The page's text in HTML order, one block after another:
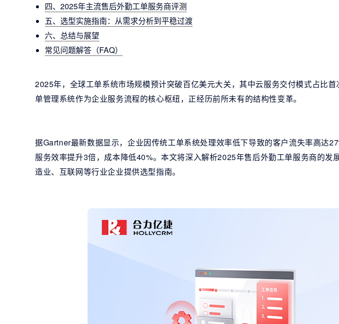
四、2025年主流售后外勤工单服务商评测
五、选型实施指南：从需求分析到平稳过渡
六、总结与展望
常见问题解答（FAQ）
2025年，全球工单系统市场规模预计突破百亿美元大关，其中云服务交付模式占比
单管理系统作为企业服务流程的核心枢纽，正经历前所未有的结构性变革。
据Gartner最新数据显示，企业因传统工单系统处理效率低下导致的客户流失率高达
服务效率提升3倍，成本降低40%。本文将深入解析2025年售后外勤工单服务商的发
造业、互联网等行业企业提供选型指南。